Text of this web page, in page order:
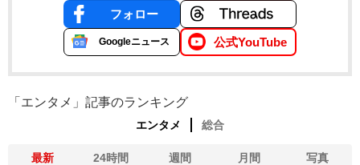
フォロー
Googleニュース 公式YouTube
「エンタメ」記事のランキング
エンタメ 総合
最新 24時間 週間 月間 写真